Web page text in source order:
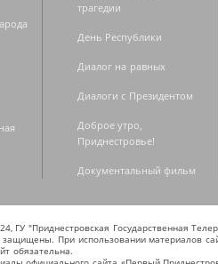
трагедии
День Республики
Диалог на равных
Диалоги с Президентом
Доброе утро,
Приднестровье!
Документальный фильм
ГУ "Приднестровская Государственная
защищены. При использовании материалов
обязательна.